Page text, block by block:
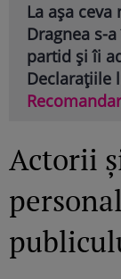
La așa
Dragnea s-
partid și îi
Declarațiile
Actorii